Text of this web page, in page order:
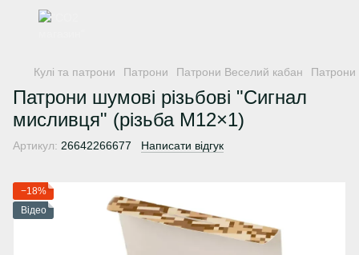
Кулі та патрони Патрони Патрони Веселий кабан Патрони
Патрони шумові різьбові "Сигнал
мисливця" (різьба M12×1)
Артикул: 26642266677 Написати відгук
−18%
Відео